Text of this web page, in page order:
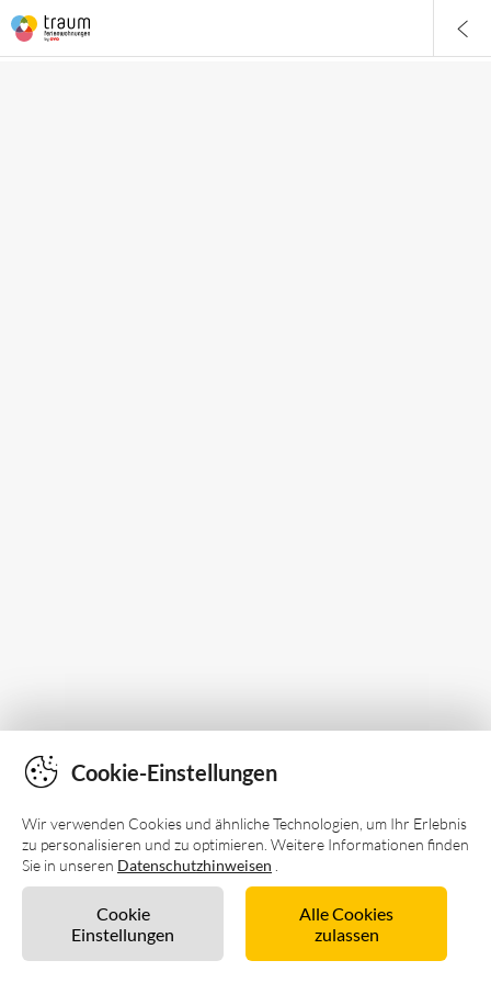
Unverbindlich anfragen
Cookie-Einstellungen
Wir verwenden Cookies und ähnliche Technologien, um Ihr Erlebnis
zu personalisieren und zu optimieren. Weitere Informationen finden
Sie in unseren Datenschutzhinweisen
Cookie
Einstellungen
Alle Cookies
zulassen